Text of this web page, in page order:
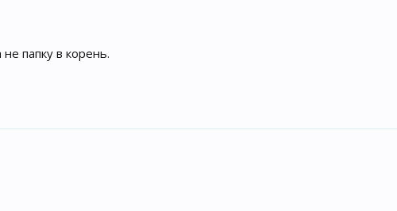
папку в корень.